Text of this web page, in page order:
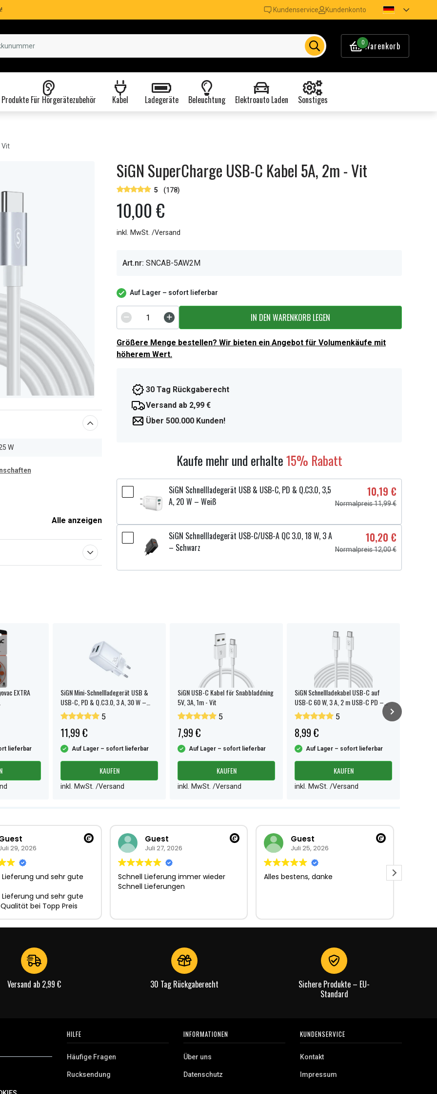
Kundenservice Kundenkonto
0Warenkorb
Produkte Für Hörgerätezubehör Kabel Ladegeräte Beleuchtung Elektroauto Laden Sonstiges
Vit
W
Alle anzeigen
SiGN SuperCharge USB-C Kabel 5A, 2m - Vit
5 (178)
10,00 €
inkl. MwSt. /Versand
Art.nr: SNCAB-5AW2M
Auf Lager – sofort lieferbar
IN DEN WARENKORB LEGEN
Größere Menge bestellen? Wir bieten ein Angebot für Volumenkäufe mit
höherem Wert.
30 Tag Rückgaberecht
Versand ab 2,99 €
Über 500.000 Kunden!
Kaufe mehr und erhalte15% Rabatt
SiGN Schnellladegerät USB & USB-C, PD & Q.C3.0, 3,5
A, 20 W – Weiß
10,19 €
Normalpreis 11,99 €
SiGN Schnellladegerät USB-C/USB-A QC 3.0, 18 W, 3 A
– Schwarz
10,20 €
Normalpreis 12,00 €
EXTRA
lieferbar
SiGN Mini-Schnellladegerät USB &
USB-C, PD & Q.C3.0, 3 A, 30 W –
Weiß
5
11,99 €
Auf Lager – sofort lieferbar
KAUFEN
inkl. MwSt. /Versand
SiGN USB-C Kabel för Snabbladdning
5V, 3A, 1m - Vit
5
7,99 €
Auf Lager – sofort lieferbar
KAUFEN
inkl. MwSt. /Versand
SiGN Schnellladekabel USB-C auf
USB-C 60 W, 3 A, 2 m USB-C PD –
Weiß
5
8,99 €
Auf Lager – sofort lieferbar
KAUFEN
inkl. MwSt. /Versand
29, 2026
und sehr gute
und sehr gute
bei Topp Preis
Guest
Juli 27, 2026
Schnell Lieferung immer wieder
Schnell Lieferungen
Guest
Juli 25, 2026
Alles bestens, danke
Versand ab 2,99 € 30 Tag Rückgaberecht
Sichere Produkte – EU-
Standard
HILFE
Häufige Fragen
Rucksendung
INFORMATIONEN
Über uns
Datenschutz
KUNDENSERVICE
Kontakt
Impressum